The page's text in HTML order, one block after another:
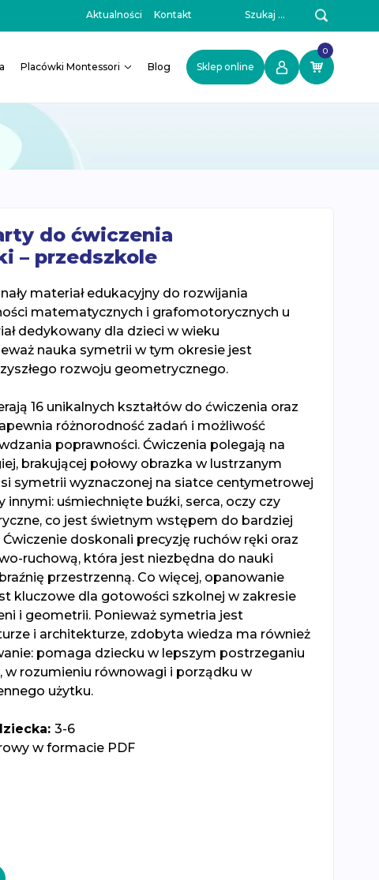
Aktualności Kontakt
Placówki Montessori Blog Sklep online
0
do ćwiczenia
– przedszkole
materiał edukacyjny do rozwijania
matematycznych i grafomotorycznych u
dedykowany dla dzieci w wieku
nauka symetrii w tym okresie jest
rozwoju geometrycznego.
16 unikalnych kształtów do ćwiczenia oraz
różnorodność zadań i możliwość
poprawności. Ćwiczenia polegają na
brakującej połowy obrazka w lustrzanym
symetrii wyznaczonej na siatce centymetrowej
innymi: uśmiechnięte buźki, serca, oczy czy
co jest świetnym wstępem do bardziej
Ćwiczenie doskonali precyzję ruchów ręki oraz
ruchową, która jest niezbędna do nauki
przestrzenną. Co więcej, opanowanie
kluczowe dla gotowości szkolnej w zakresie
i geometrii. Ponieważ symetria jest
i architekturze, zdobyta wiedza ma również
pomaga dziecku w lepszym postrzeganiu
w rozumieniu równowagi i porządku w
użytku.
3-6
w formacie PDF